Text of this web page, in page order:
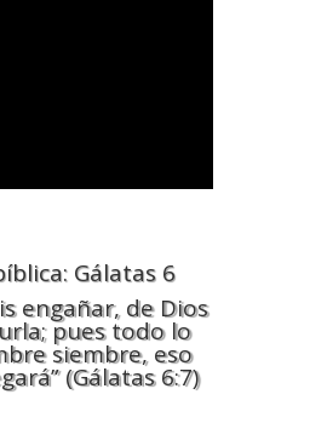
Gálatas 6
engañar, de Dios
pues todo lo
siembre, eso
(Gálatas 6:7)